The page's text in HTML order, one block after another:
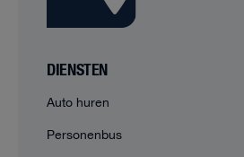
DIENSTEN
Auto huren
Personenbus